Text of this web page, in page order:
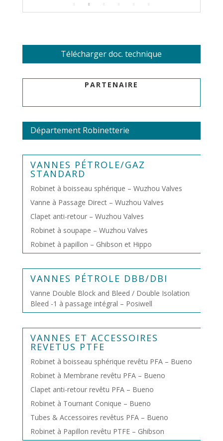
Télécharger doc. technique
PARTENAIRE
Département Robinetterie
VANNES PÉTROLE/GAZ
STANDARD
Robinet à boisseau sphérique – Wuzhou Valves
Vanne à Passage Direct – Wuzhou Valves
Clapet anti-retour – Wuzhou Valves
Robinet à soupape – Wuzhou Valves
Robinet à papillon – Ghibson et Hippo
VANNES PÉTROLE DBB/DBI
Vanne Double Block and Bleed / Double Isolation
Bleed -1 à passage intégral – Posiwell
VANNES ET ACCESSOIRES
REVETUS PTFE
Robinet à boisseau sphérique revêtu PFA – Bueno
Robinet à Membrane revêtu PFA – Bueno
Clapet anti-retour revêtu PFA – Bueno
Robinet à Tournant Conique – Bueno
Tubes & Accessoires revêtus PFA – Bueno
Robinet à Papillon revêtu PTFE – Ghibson